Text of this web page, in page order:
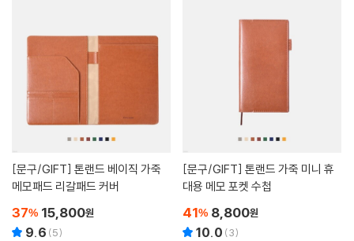
[문구/GIFT]
메모패드 리갈패드 커버
37% 15,800원
9.6 (5)
[문구/GIFT]
대용 메모 포켓 수첩
41% 8,800원
10.0 (3)